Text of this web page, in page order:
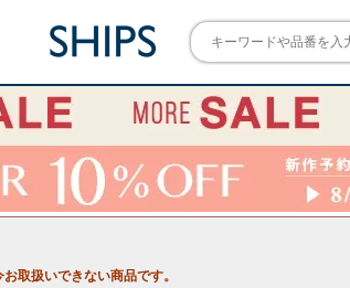
取扱いできない商品です。